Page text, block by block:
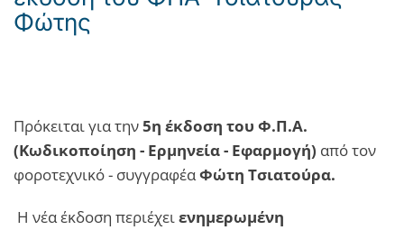
Φώτης
Πρόκειται για την5η έκδοση του Φ.Π.Α.
(Κωδικοποίηση - Ερμηνεία - Εφαρμογή) από τον
φοροτεχνικό - συγγραφέαΦώτη Τσιατούρα.
Η νέα έκδοση περιέχειενημερωμένη